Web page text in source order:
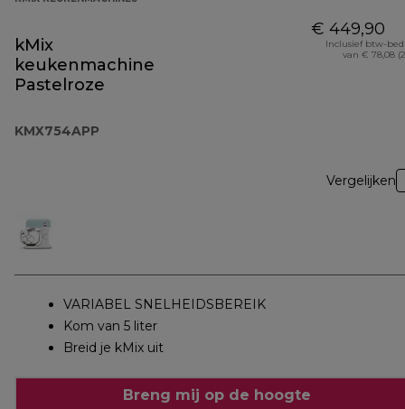
kMix
keukenmachine
Pastelroze
KMX754APP
€ 449,90
Inclusief btw-
van € 78,08
Vergelijken
VARIABEL SNELHEIDSBEREIK
Kom van 5 liter
Breid je kMix uit
Breng mij op de hoogte